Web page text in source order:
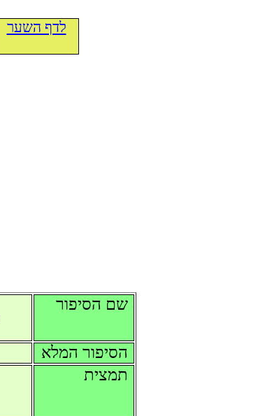
לדף השער
שם הסיפור
הסיפור המלא
תמצית